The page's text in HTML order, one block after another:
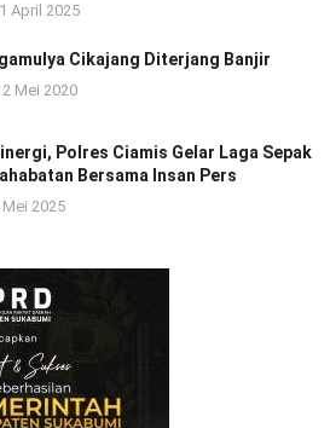
April 2025
Cikajang Diterjang Banjir
Mei 2020
Polres Ciamis Gelar Laga Sepak
Bersama Insan Pers
Mei 2025